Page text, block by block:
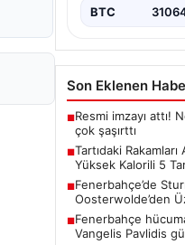
BTC
Son Eklenen
■Resmi imzayı attı!
çok şaşırttı
■Tartıdaki Rakamları
Yüksek Kalorili 5
■Fenerbahçe’de
Oosterwolde’den
■Fenerbahçe
Vangelis Pavlidis